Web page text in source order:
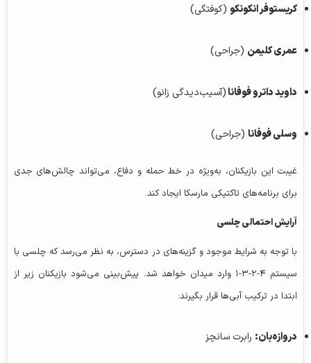
کریستوفر انکونکو (کوفتگی)
عمری کلیمن (جراحی)
داوید داترو فوفانا(آسیب‌دیدگی زانو)
وسلی فوفانا(جراحی)
غیبت این بازیکنان، به‌ویژه در خط حمله و دفاع، می‌تواند چالش‌های جدی
برای برنامه‌های تاکتیکی مارسکا ایجاد کند.
آرایش احتمالی چلسی
با توجه به شرایط موجود و گزینه‌های در دسترس، به نظر می‌رسد که چلسی با
سیستم ۴-۲-۳-۱ وارد میدان خواهد شد. پیش‌بینی می‌شود بازیکنان زیر از
ابتدا در ترکیب آبی‌ها قرار بگیرند:
دروازه‌بان: رابرت سانچز